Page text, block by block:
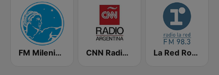
FM Milenium 106.7 CNN Radio Argentina La Red Rosario